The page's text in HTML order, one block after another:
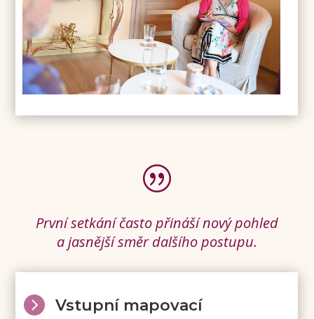
|
První setkání často přináší nový pohled
a jasnější směr dalšího postupu.
 Vstupní mapovací